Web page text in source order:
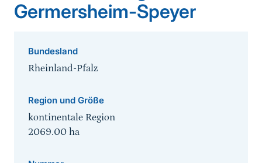
Germersheim-Speyer
Bundesland
Rheinland-Pfalz
Region und Größe
kontinentale Region
2069.00 ha